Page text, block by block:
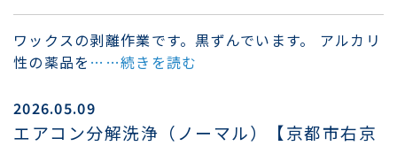
ワックスの剥離作業です。黒ずんでいます。 アルカリ
性の薬品を ……続きを読む
2026.05.09
エアコン分解洗浄（ノーマル）【京都市右京